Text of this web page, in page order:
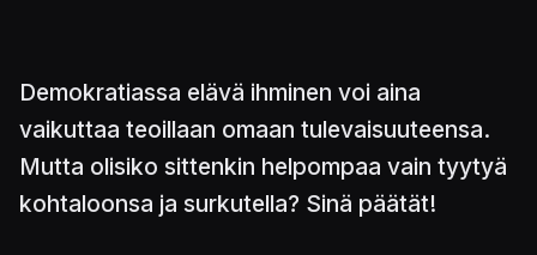
Demokratiassa elävä ihminen voi aina
vaikuttaa teoillaan omaan tulevaisuuteensa.
Mutta olisiko sittenkin helpompaa vain tyytyä
kohtaloonsa ja surkutella? Sinä päätät!